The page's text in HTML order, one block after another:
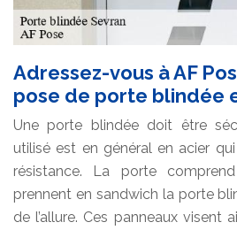
Adressez-vous à AF
pose de porte blindée
Une porte blindée doit être
utilisé est en général en acier
résistance. La porte
prennent en sandwich la porte
de l’allure. Ces panneaux visent